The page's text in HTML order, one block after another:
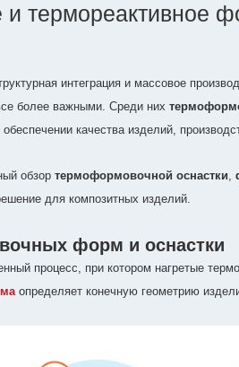
термореактивное
интеграция и массовое
более важными. Среди них
качества изделий,
обзор термоформовочной оснастки,
для композитных изделий.
форм и оснастки
процесс, при котором нагретые
определяет конечную геометрию